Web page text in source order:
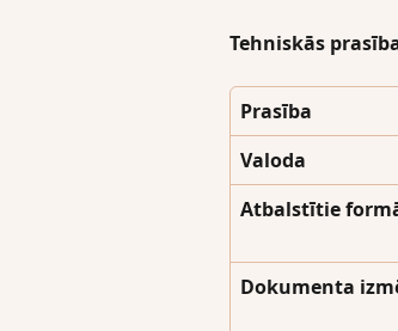
Tehniskās
Prasība
Valoda
Atbalstītie
Dokumenta